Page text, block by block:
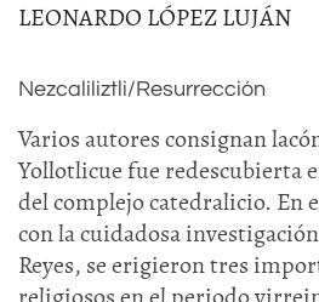
LEONARDO LÓPEZ LUJÁN
Nezcaliliztli/Resurrección
Varios autores consignan
Yollotlicue fue redescubierta
del complejo catedralicio. En
con la cuidadosa
Reyes, se erigieron tres